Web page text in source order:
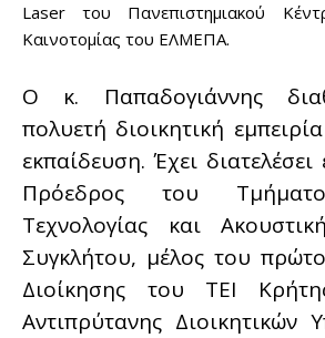
Laser του Πανεπιστημιακού
Καινοτομίας του ΕΛΜΕΠΑ.
Ο κ. Παπαδογιάννης
πολυετή διοικητική
εκπαίδευση. Έχει
Πρόεδρος του
Τεχνολογίας και
Συγκλήτου, μέλος του
Διοίκησης του ΤΕΙ
Αντιπρύτανης Διοικητικών